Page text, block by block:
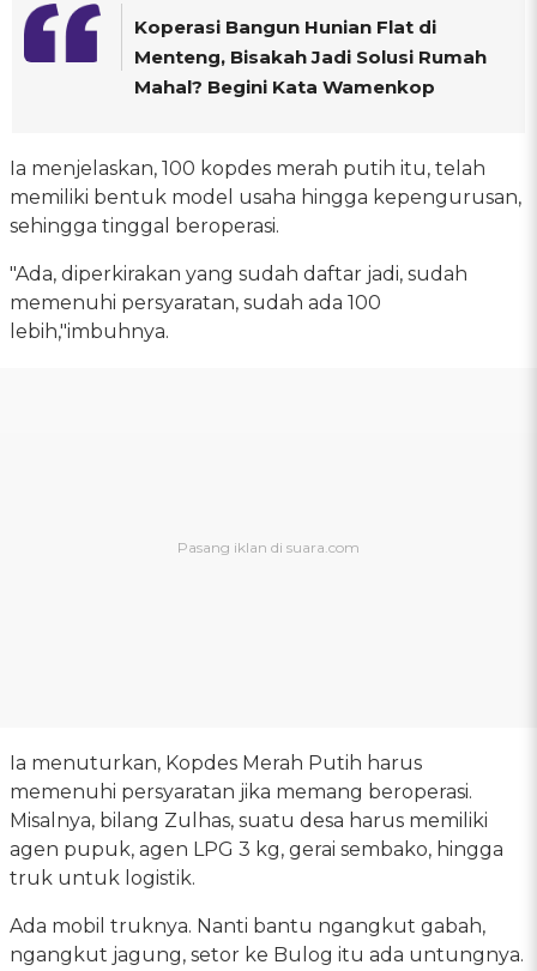
Koperasi Bangun Hunian Flat di
Menteng, Bisakah Jadi Solusi Rumah
Mahal? Begini Kata Wamenkop
Ia menjelaskan, 100 kopdes merah putih itu, telah
memiliki bentuk model usaha hingga kepengurusan,
sehingga tinggal beroperasi.
"Ada, diperkirakan yang sudah daftar jadi, sudah
memenuhi persyaratan, sudah ada 100
lebih,"imbuhnya.
Ia menuturkan, Kopdes Merah Putih harus
memenuhi persyaratan jika memang beroperasi.
Misalnya, bilang Zulhas, suatu desa harus memiliki
agen pupuk, agen LPG 3 kg, gerai sembako, hingga
truk untuk logistik.
Ada mobil truknya. Nanti bantu ngangkut gabah,
ngangkut jagung, setor ke Bulog itu ada untungnya.